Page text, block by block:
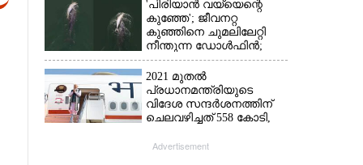
'പിരിയാൻ വയ്യെന്റെ
കുഞ്ഞേ'; ജീവനറ്റ
കുഞ്ഞിനെ ചുമലിലേറ്റി
നീന്തുന്ന ഡോൾഫിൻ;
കടലിലെ വൈകാരിക
നിമിഷങ്ങൾ
2021 മുതൽ
പ്രധാനമന്ത്രിയുടെ
വിദേശ സന്ദർശനത്തിന്
ചെലവഴിച്ചത് 558 കോടി,
ബില്യൺ ഡോളറിന്റെ
Advertisement